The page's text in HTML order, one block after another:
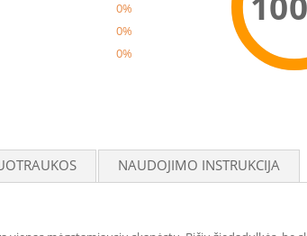
0%
0%
0%
NAUDOJIMO INSTRUKCIJA